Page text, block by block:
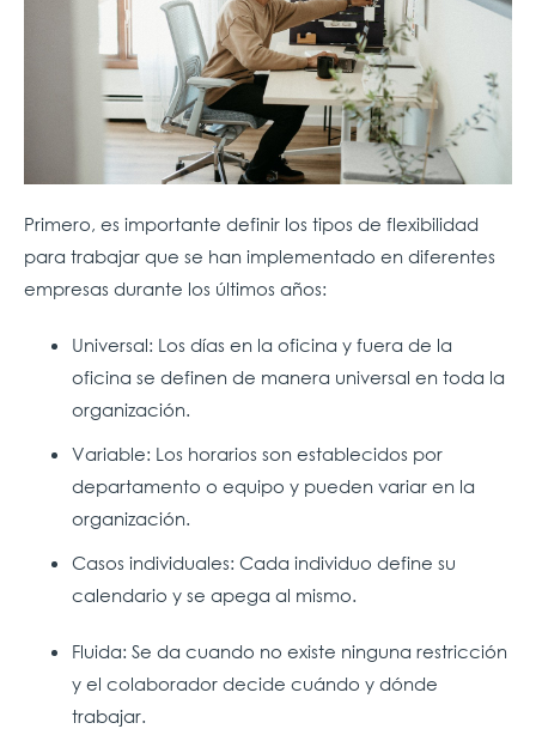
Primero, es importante definir los tipos de flexibilidad
para trabajar que se han implementado en diferentes
empresas durante los últimos años:
Universal: Los días en la oficina y fuera de la
oficina se definen de manera universal en toda la
organización.
Variable: Los horarios son establecidos por
departamento o equipo y pueden variar en la
organización.
Casos individuales: Cada individuo define su
calendario y se apega al mismo.
Fluida: Se da cuando no existe ninguna restricción
y el colaborador decide cuándo y dónde
trabajar.